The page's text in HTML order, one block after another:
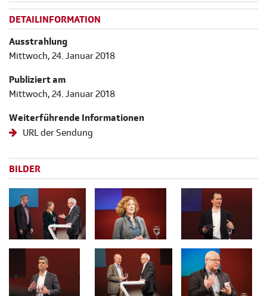
DETAILINFORMATION
Ausstrahlung
Mittwoch, 24. Januar 2018
Publiziert am
Mittwoch, 24. Januar 2018
Weiterführende Informationen
URL der Sendung
BILDER